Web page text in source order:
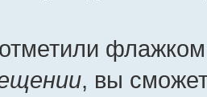
, вы